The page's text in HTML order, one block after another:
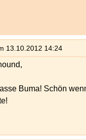
13.10.2012 14:24
Buma! Schön